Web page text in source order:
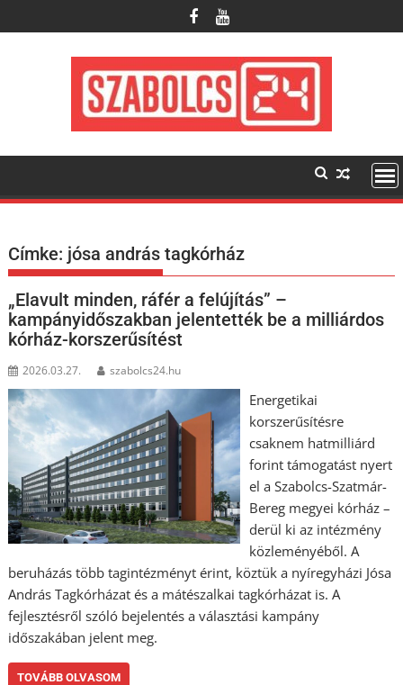
to
Címke: jósa andrás tagkórház
„Elavult minden, ráfér a felújítás” –
kampányidőszakban jelentették be a milliárdos
kórház-korszerűsítést
2026.03.27. szabolcs24.hu
Energetikai
korszerűsítésre
csaknem hatmilliárd
forint támogatást nyert
el a Szabolcs-Szatmár-
Bereg megyei kórház –
derül ki az intézmény
közleményéből. A
beruházás több tagintézményt érint, köztük a nyíregyházi Jósa
András Tagkórházat és a mátészalkai tagkórházat is. A
fejlesztésről szóló bejelentés a választási kampány
időszakában jelent meg.
TOVÁBB OLVASOM